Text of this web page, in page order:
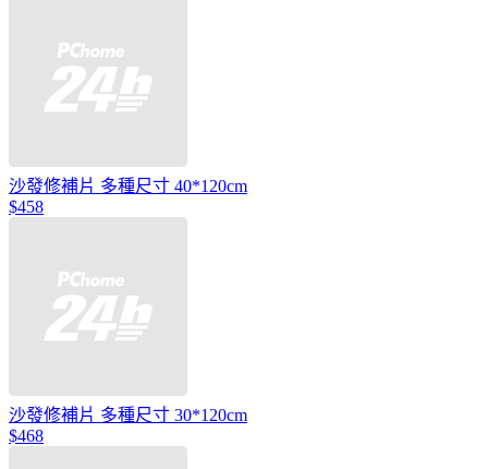
沙發修補片 多種尺寸 40*120cm
$458
沙發修補片 多種尺寸 30*120cm
$468